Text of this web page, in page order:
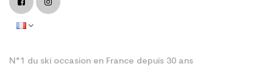
N°1 du ski occasion en France depuis 30 ans